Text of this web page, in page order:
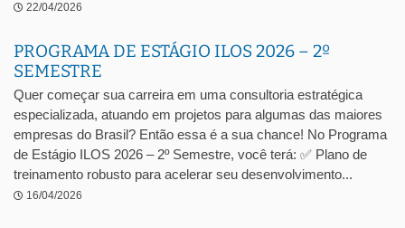
22/04/2026
PROGRAMA DE ESTÁGIO ILOS 2026 – 2º
SEMESTRE
Quer começar sua carreira em uma consultoria estratégica
especializada, atuando em projetos para algumas das maiores
empresas do Brasil? Então essa é a sua chance! No Programa
de Estágio ILOS 2026 – 2º Semestre, você terá: ✅ Plano de
treinamento robusto para acelerar seu desenvolvimento...
16/04/2026